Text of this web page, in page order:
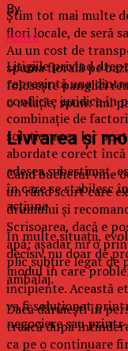
Știm tot mai multe
flori locale, de seră
Au un cost de
spuma florală pe
folosește panglici
o relație, spun: îmi
Livrarea și
Când buchetul vine
un rând scurt care
drumului și
Scrisoarea, dacă e
apă; așadar nu o
plic subțire legat de
ambalaj.
Dacă dăruiești în
treacă după
ca pe o continuare
By
native
Litigiile privind
reprezintă una
conflicte juridice în
combinație de
soluționarea lor
abordate corect
adesea subestimat,
în care se stabilesc
acțiune.
În multe situații,
decisiv nu doar de
modul în care
incipiente. Această
va fi soluționat
negociere sau